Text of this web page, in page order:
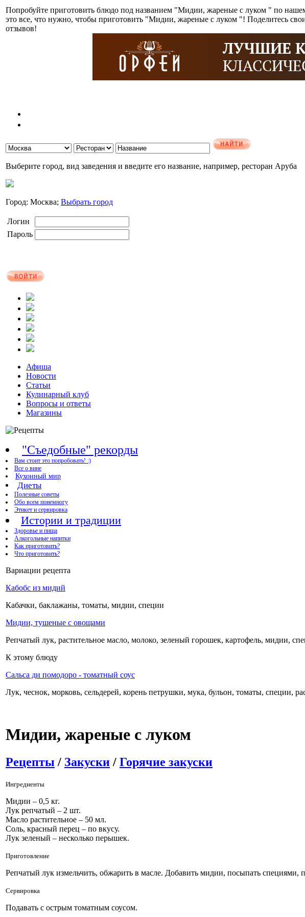
Попробуйте приготовить блюдо под названием "Мидии, жареные с луком " по
это все, что нужно, чтобы приготовить "Мидии, жареные с луком "! Поделитесь
отзывов!
Выберите город, вид заведения и введите его название, например, ресторан Аруба
Город: Москва; Выбрать город
Логин
Пароль
Афиша
Новости
Статьи
Кулинарный клуб
Вопросы и ответы
Магазины
"Съедобные" рекорды
Вам стоит это попробовать! :)
Все о вине
Кухонный мир
Диеты
Полезные советы
Обо всем понемногу
Этикет и сервировка
Истории и традиции
Здоровье и пища
Алкогольные напитки
Как приготовить?
Что приготовить?
Вариации рецепта
Кабобс из мидий
Кабачки, баклажаны, томаты, мидии, специи
Мидии, тушеные с овощами
Репчатый лук, растительное масло, молоко, зеленый горошек, картофель, мидии,
К этому блюду
Сальса ди помодоро - томатный соус
Лук, чеснок, морковь, сельдерей, корень петрушки, мука, бульон, томаты, специи,
Мидии, жареные с луком
Рецепты / Закуски / Горячие закуски
Ингредиенты
Мидии – 0,5 кг.
Лук репчатый – 2 шт.
Масло растительное – 50 мл.
Соль, красный перец – по вкусу.
Лук зеленый – несколько перышек.
Приготовление
Репчатый лук измельчить, обжарить в масле. Добавить мидии, посыпать специями,
Сервировка
Подавать с острым томатным соусом.